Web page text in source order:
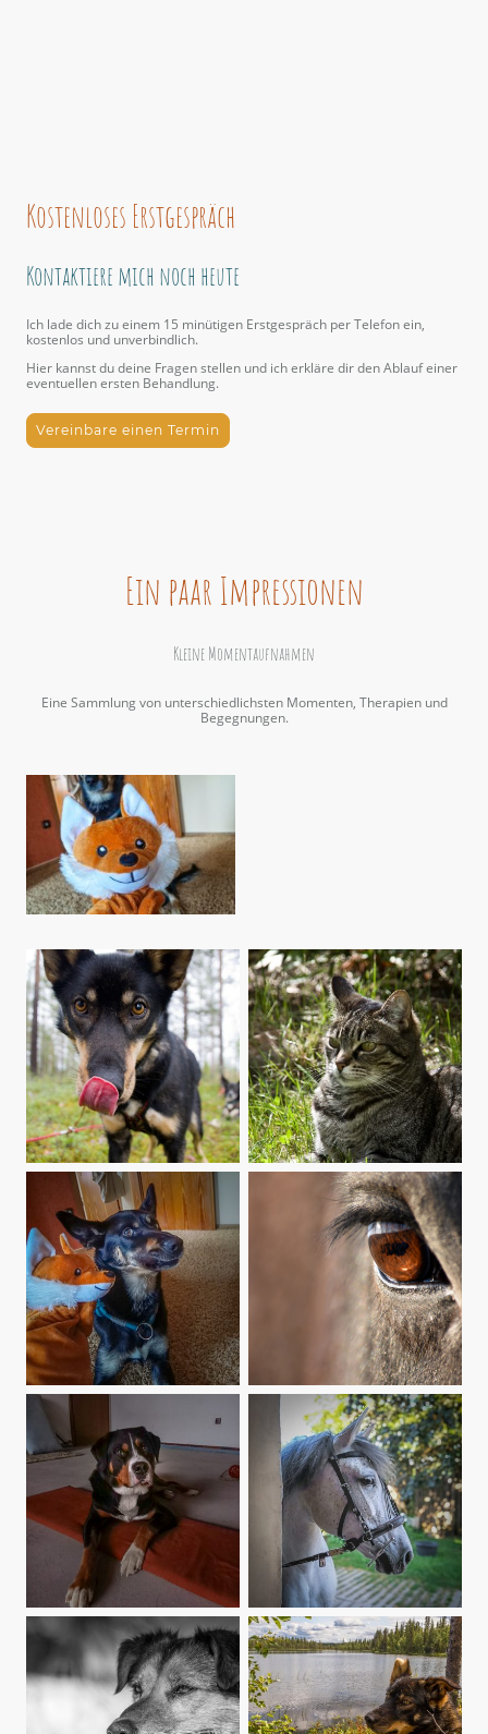
Kostenloses Erstgespräch
Kontaktiere mich noch heute
Ich lade dich zu einem 15 minütigen Erstgespräch per Telefon ein,
kostenlos und unverbindlich.
Hier kannst du deine Fragen stellen und ich erkläre dir den Ablauf einer
eventuellen ersten Behandlung.
Vereinbare einen Termin
Ein paar Impressionen
Kleine Momentaufnahmen
Eine Sammlung von unterschiedlichsten Momenten, Therapien und
Begegnungen.